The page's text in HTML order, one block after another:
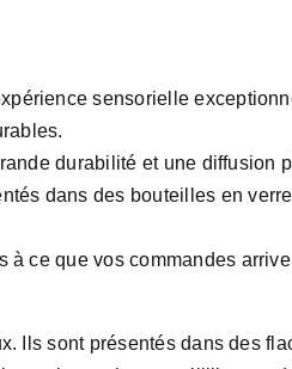
sensorielle
durabilité et une diffusion
dans des bouteilles en
ce que vos commandes
Ils sont présentés dans des